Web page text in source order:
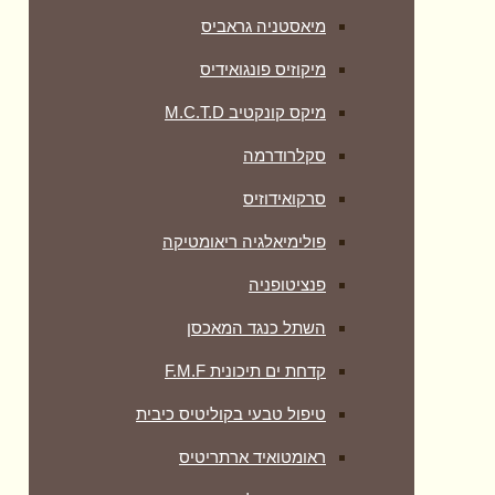
מיאסטניה גראביס
מיקוזיס פונגואידיס
מיקס קונקטיב M.C.T.D
סקלרודרמה
סרקואידוזיס
פולימיאלגיה ריאומטיקה
‏פנציטופניה
השתל כנגד המאכסן
קדחת ים תיכונית F.M.F
טיפול טבעי בקוליטיס כיבית
ראומטואיד ארתריטיס